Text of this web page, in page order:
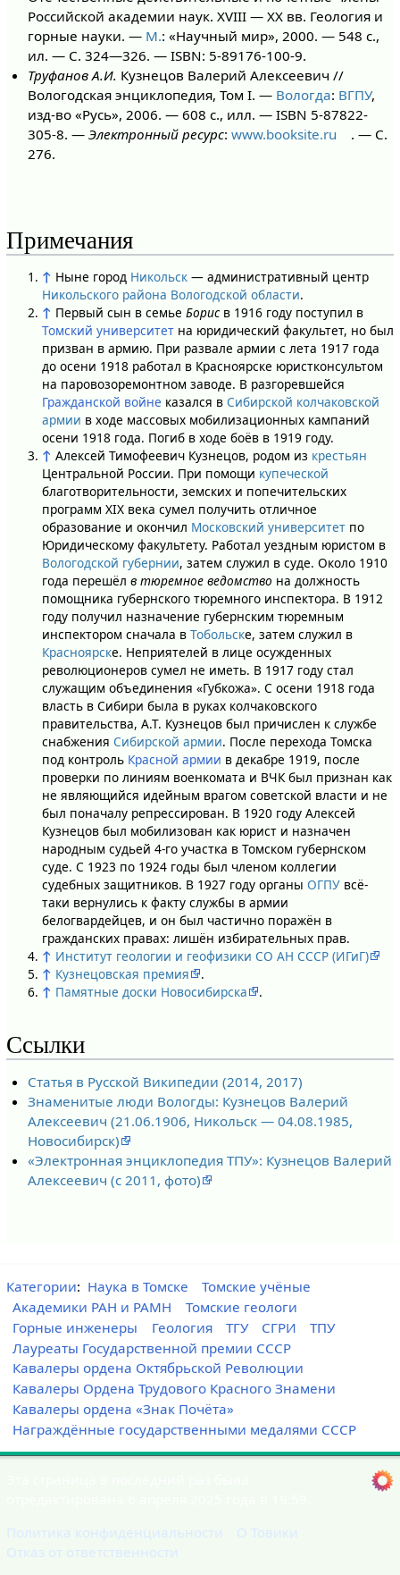
Российской академии наук. XVIII — XX вв. Геология и
горные науки. — М.: «Научный мир», 2000. — 548 с.,
ил. — С. 324—326. — ISBN: 5-89176-100-9.
Труфанов А.И. Кузнецов Валерий Алексеевич //
Вологодская энциклопедия, Том I. — Вологда: ВГПУ,
изд-во «Русь», 2006. — 608 с., илл. — ISBN 5-87822-
305-8. —Электронный ресурс:www.booksite.ru
. — С.
276.
Примечания
↑ Ныне город Никольск— административный центр
Никольского района Вологодской области.
↑ Первый сын в семье Борисв 1916 году поступил в
Томский университетна юридический факультет, но был
призван в армию. При развале армии с лета 1917 года
до осени 1918 работал в Красноярске юристконсультом
на паровозоремонтном заводе. В разгоревшейся
Гражданской войне казался в Сибирской колчаковской
армии в ходе массовых мобилизационных кампаний
осени 1918 года. Погиб в ходе боёв в 1919 году.
↑ Алексей Тимофеевич Кузнецов, родом из крестьян
Центральной России. При помощи купеческой
благотворительности, земских и попечительских
программ XIX века сумел получить отличное
образование и окончил Московский университетпо
Юридическому факультету. Работал уездным юристом в
Вологодской губернии, затем служил в суде. Около 1910
года перешёл в тюремное ведомство на должность
помощника губернского тюремного инспектора. В 1912
году получил назначение губернским тюремным
инспектором сначала в Тобольске, затем служил в
Красноярске. Неприятелей в лице осужденных
революционеров сумел не иметь. В 1917 году стал
служащим объединения «Губкожа». С осени 1918 года
власть в Сибири была в руках колчаковского
правительства, А.Т. Кузнецов был причислен к службе
снабжения Сибирской армии. После перехода Томска
под контроль Красной армии в декабре 1919, после
проверки по линиям военкомата и ВЧК был признан как
не являющийся идейным врагом советской власти и не
был поначалу репрессирован. В 1920 году Алексей
Кузнецов был мобилизован как юрист и назначен
народным судьей 4-го участка в Томском губернском
суде. С 1923 по 1924 годы был членом коллегии
судебных защитников. В 1927 году органы ОГПУвсё-
таки вернулись к факту службы в армии
белогвардейцев, и он был частично поражён в
гражданских правах: лишён избирательных прав.
↑ Институт геологии и геофизики СО АН СССР (ИГиГ)
↑ Кузнецовская премия
.
↑ Памятные доски Новосибирска .
Ссылки
Статья в Русской Википедии (2014, 2017)
Знаменитые люди Вологды: Кузнецов Валерий
Алексеевич (21.06.1906, Никольск — 04.08.1985,
Новосибирск)
«Электронная энциклопедия ТПУ»: Кузнецов Валерий
Алексеевич (с 2011, фото)
Категории: Наука в Томске
Томские учёные
Академики РАН и РАМН
Томские геологи
Горные инженеры
Геология ТГУ СГРИ
ТПУ
Лауреаты Государственной премии СССР
Кавалеры ордена Октябрьской Революции
Кавалеры Ордена Трудового Красного Знамени
Кавалеры ордена «Знак Почёта»
Награждённые государственными медалями СССР